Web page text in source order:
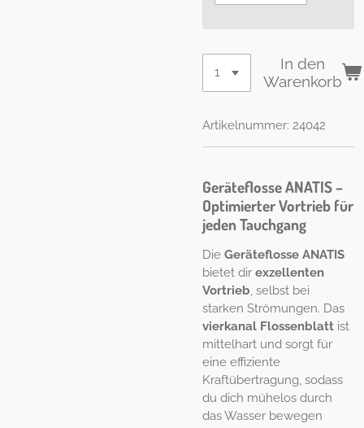
In den
Warenkorb
Artikelnummer: 24042
Geräteflosse ANATIS –
Optimierter Vortrieb für
jeden Tauchgang
Die Geräteflosse ANATIS
bietet dir exzellenten
Vortrieb, selbst bei
starken Strömungen. Das
vierkanal Flossenblatt ist
mittelhart und sorgt für
eine effiziente
Kraftübertragung, sodass
du dich mühelos durch
das Wasser bewegen